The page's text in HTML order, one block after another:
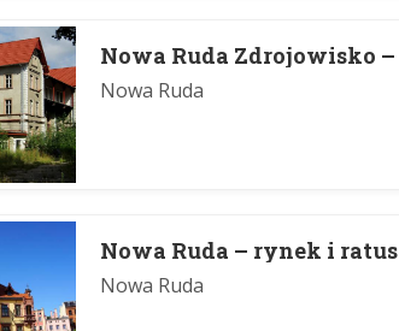
Nowa Ruda Zdrojowisko
Nowa Ruda
Nowa Ruda – rynek i
Nowa Ruda